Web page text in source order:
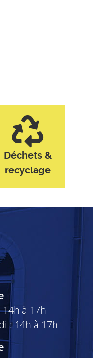
Déchets &
recyclage
à 17h
: 14h à 17h